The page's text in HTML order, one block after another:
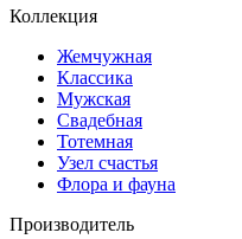
Коллекция
Жемчужная
Классика
Мужская
Свадебная
Тотемная
Узел счастья
Флора и фауна
Производитель